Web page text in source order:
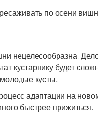
по осени
нецелесообразна.
кустарнику будет
кусты.
адаптации на
быстрее прижиться.